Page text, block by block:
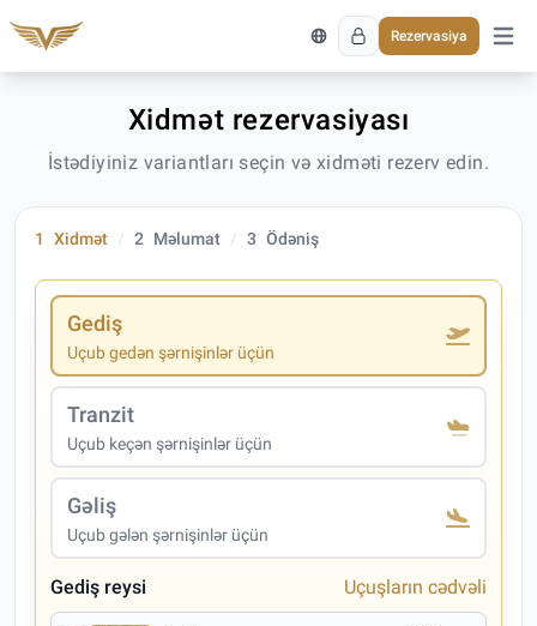
Rezervasiya
Əsas
Xidmət rezervasiyası
İstədiyiniz variantları seçin və xidməti rezerv edin.
1 Xidmət 2 Məlumat 3 Ödəniş
Gediş
Uçub gedən şərnişinlər üçün
Tranzit
Uçub keçən şərnişinlər üçün
Gəliş
Uçub gələn şərnişinlər üçün
Gediş reysi Uçuşların cədvəli